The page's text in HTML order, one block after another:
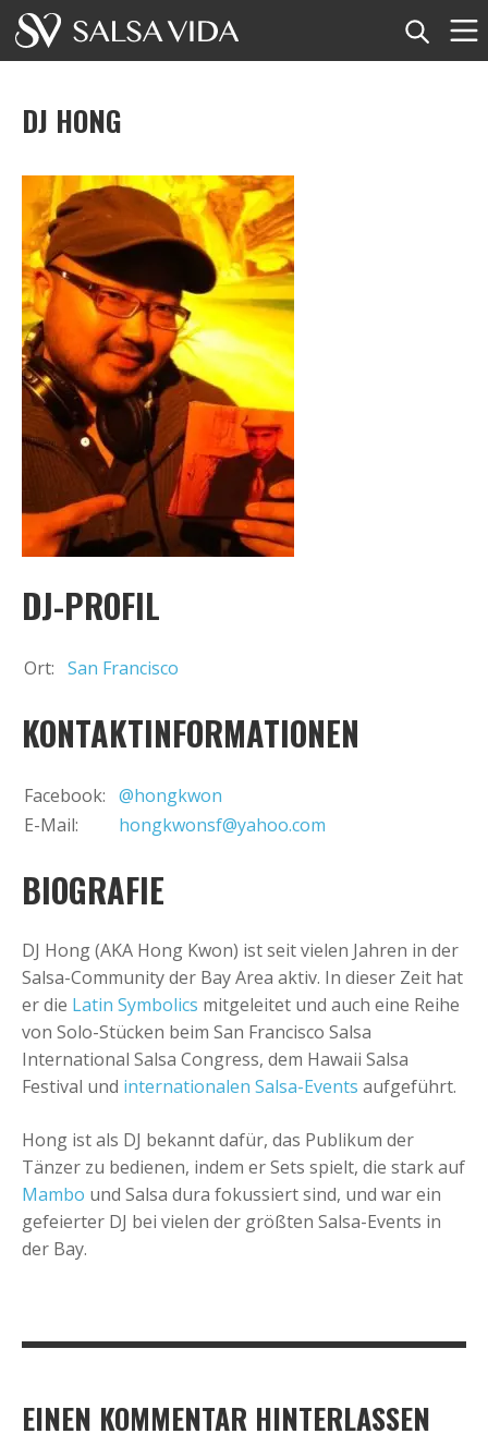
Veranstaltungen
Nachrichten
Artikel
Videos
Salsa-Begriffe
Shop
TuneTempo
+ Event hinzufügen
DJ HONG
DJ-PROFIL
Ort: San Francisco
KONTAKTINFORMATIONEN
Facebook: @hongkwon
E-Mail:
hongkwonsf@yahoo.com
BIOGRAFIE
DJ Hong (AKA Hong Kwon) ist seit vielen Jahren in der
Salsa-Community der Bay Area aktiv. In dieser Zeit hat
er die Latin Symbolics mitgeleitet und auch eine Reihe
von Solo-Stücken beim San Francisco Salsa
International Salsa Congress, dem Hawaii Salsa
Festival und internationalen Salsa-Events aufgeführt.
Hong ist als DJ bekannt dafür, das Publikum der
Tänzer zu bedienen, indem er Sets spielt, die stark auf
Mambo und Salsa dura fokussiert sind, und war ein
gefeierter DJ bei vielen der größten Salsa-Events in
der Bay.
EINEN KOMMENTAR HINTERLASSEN